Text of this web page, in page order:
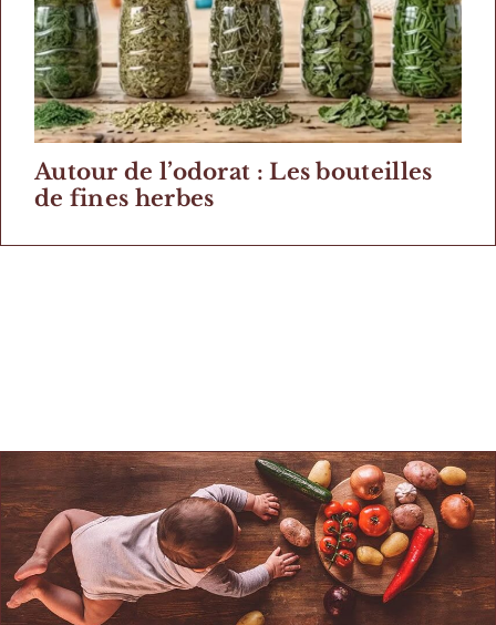
Autour de l’odorat : Les bouteilles
de fines herbes